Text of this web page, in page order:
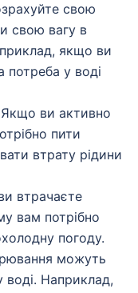
свою
свою вагу в
якщо ви
у воді
Якщо ви активно
пити
втрату рідини
втрачаєте
вам потрібно
погоду.
можуть
воді. Наприклад,